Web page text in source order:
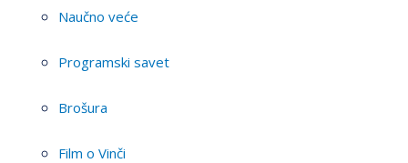
Naučno veće
Programski savet
Brošura
Film o Vinči